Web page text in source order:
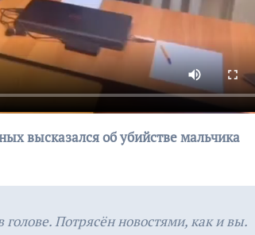
высказался об убийстве мальчика
Потрясён новостями, как и вы.